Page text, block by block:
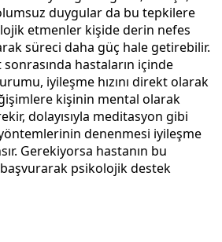
duygular da bu tepkilere
etmenler kişide derin nefes
süreci daha güç hale getirebilir.
hastaların içinde
iyileşme hızını direkt olarak
kişinin mental olarak
dolayısıyla meditasyon gibi
denenmesi iyileşme
Gerekiyorsa hastanın bu
psikolojik destek